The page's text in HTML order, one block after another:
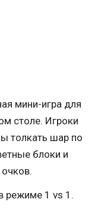
мини-игра для
столе. Игроки
толкать шар по
блоки и
режиме 1 vs 1.